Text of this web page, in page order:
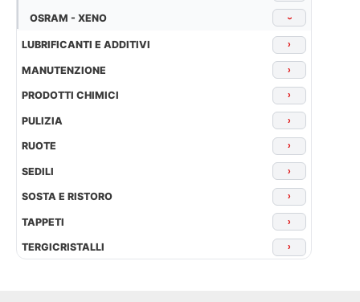
OSRAM - XENO ›
LUBRIFICANTI E ADDITIVI ›
MANUTENZIONE ›
PRODOTTI CHIMICI ›
PULIZIA ›
RUOTE ›
SEDILI ›
SOSTA E RISTORO ›
TAPPETI ›
TERGICRISTALLI ›